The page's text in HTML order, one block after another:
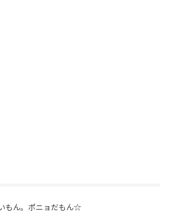
もん。ポニョだもん☆